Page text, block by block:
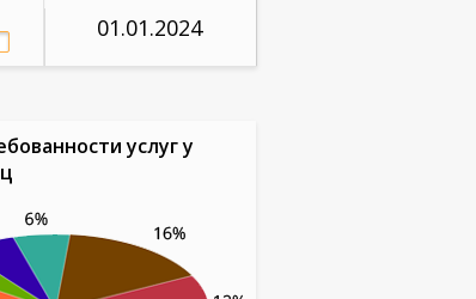
01.01.2024
услуг у